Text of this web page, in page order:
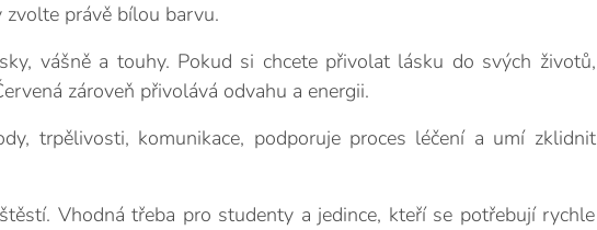
zvolte právě bílou barvu.
vášně a touhy. Pokud si chcete přivolat lásku do svých životů,
zároveň přivolává odvahu a energii.
trpělivosti, komunikace, podporuje proces léčení a umí zklidnit
Vhodná třeba pro studenty a jedince, kteří se potřebují rychle